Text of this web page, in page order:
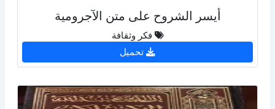
أيسر الشروح على متن الآجرومية
فكر وثقافة
تحميل